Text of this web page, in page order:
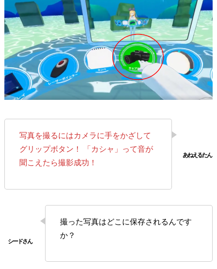
写真を撮るにはカメラに手をかざして
グリップボタン！ 「カシャ」って音が
聞こえたら撮影成功！
撮った写真はどこに保存されるんです
か？